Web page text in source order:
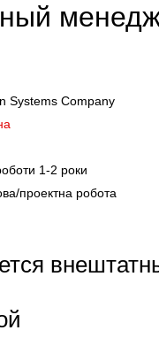
Systems Company
1-2 роки
проектна робота